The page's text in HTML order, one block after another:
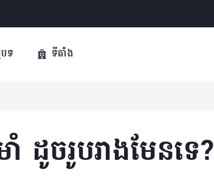
បទ ទីតាំង
ដូចរូបរាងមែនទេ?